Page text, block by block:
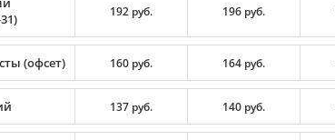
192 руб. 196 руб.
(офсет) 160 руб. 164 руб.
137 руб. 140 руб.